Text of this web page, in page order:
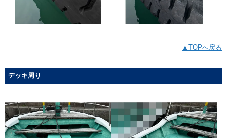
▲TOPへ戻る
デッキ周り